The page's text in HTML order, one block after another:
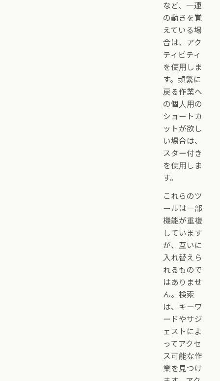
など、一連
の動きを覚
えている場
合は、アク
ティビティ
を使用しま
す。頻繁に
戻る作業へ
の個人用の
ショートカ
ットが欲し
い場合は、
スター付き
を使用しま
す。
これらのツ
ールは一部
機能が重複
しています
が、互いに
入れ替えら
れるもので
はありませ
ん。検索
は、キーワ
ードやサジ
ェストによ
ってアクセ
ス可能な作
業を見つけ